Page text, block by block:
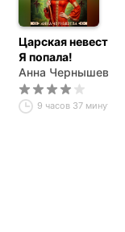
Царская невеста.
Я попала!
Анна Чернышева
9 часов 37 минут